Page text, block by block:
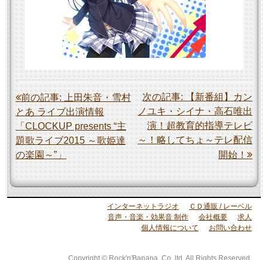
投
稿
ナ
ビ
ゲ
ー
前の記事: 上田朱音・雪村
とあ ライブ出演情報
「CLOCKUP presents “主
題歌ライブ2015 ～歌姫達
の楽園～”」
次の記事: 【新番組】カン
ノユキ・シイナ・高石唯出
演！超教育的指導テレビ
～！略してちょ～テレ配信
開始！
インターネットラジオ
ＣＤ通販 / レーベル
音声・音楽・効果音 制作
会社概要
求人
個人情報について
お問い合わせ
Copyright © Rock'n'Banana. Co.,ltd. All Rights Reserved.